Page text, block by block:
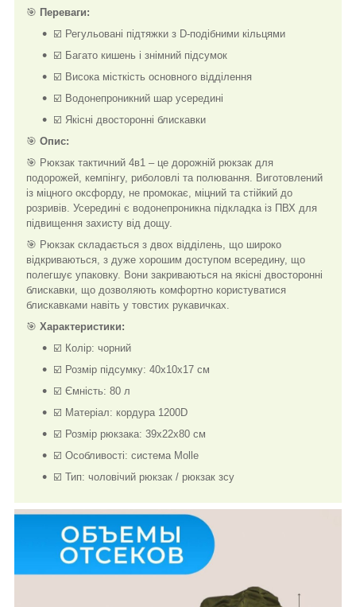
🎯 Переваги:
☑️ Регульовані підтяжки з D-подібними кільцями
☑️ Багато кишень і знімний підсумок
☑️ Висока місткість основного відділення
☑️ Водонепроникний шар усередині
☑️ Якісні двосторонні блискавки
🎯 Опис:
🎯 Рюкзак тактичний 4в1 – це дорожній рюкзак для
подорожей, кемпінгу, риболовлі та полювання. Виготовлений
із міцного оксфорду, не промокає, міцний та стійкий до
розривів. Усередині є водонепроникна підкладка із ПВХ для
підвищення захисту від дощу.
🎯 Рюкзак складається з двох відділень, що широко
відкриваються, з дуже хорошим доступом всередину, що
полегшує упаковку. Вони закриваються на якісні двосторонні
блискавки, що дозволяють комфортно користуватися
блискавками навіть у товстих рукавичках.
🎯 Характеристики:
☑️ Колір: чорний
☑️ Розмір підсумку: 40х10х17 см
☑️ Ємність: 80 л
☑️ Матеріал: кордура 1200D
☑️ Розмір рюкзака: 39x22x80 см
☑️ Особливості: система Molle
☑️ Тип: чоловічий рюкзак / рюкзак зсу